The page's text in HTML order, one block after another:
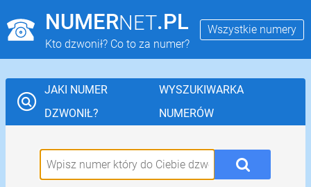
NUMERNET.PL
Kto dzwonił? Co to za numer?
Wszystkie numery
JAKI NUMER
DZWONIŁ?
WYSZUKIWARKA
NUMERÓW